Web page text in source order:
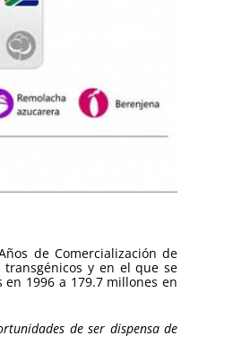
de Comercialización de
transgénicos y en el que se
1996 a 179.7 millones en
de ser dispensa de